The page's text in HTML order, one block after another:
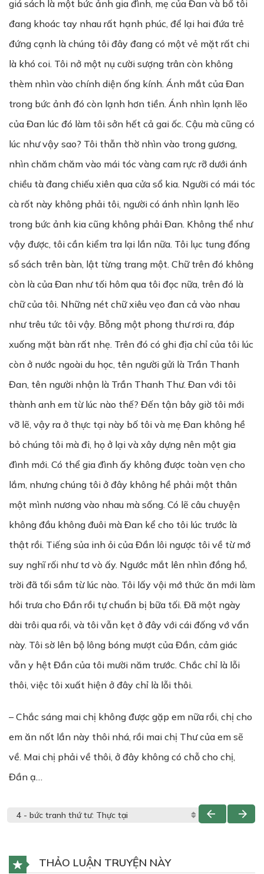
giá sách là một bức ảnh gia đình, mẹ của Đan và bố tôi
đang khoác tay nhau rất hạnh phúc, để lại hai đứa trẻ
đứng cạnh là chúng tôi đây đang có một vẻ mặt rất chi
là khó coi. Tôi nở một nụ cười sượng trân còn không
thèm nhìn vào chính diện ống kính. Ánh mắt của Đan
trong bức ảnh đó còn lạnh hơn tiền. Ánh nhìn lạnh lẽo
của Đan lúc đó làm tôi sởn hết cả gai ốc. Cậu mà cũng có
lúc như vậy sao? Tôi thẫn thờ nhìn vào trong gương,
nhìn chăm chăm vào mái tóc vàng cam rực rỡ dưới ánh
chiều tà đang chiếu xiên qua cửa sổ kia. Người có mái tóc
cà rốt này không phải tôi, người có ánh nhìn lạnh lẽo
trong bức ảnh kia cũng không phải Đan. Không thể như
vậy được, tôi cần kiểm tra lại lần nữa. Tôi lục tung đống
sổ sách trên bàn, lật từng trang một. Chữ trên đó không
còn là của Đan như tối hôm qua tôi đọc nữa, trên đó là
chữ của tôi. Những nét chữ xiêu vẹo đan cả vào nhau
như trêu tức tôi vậy. Bỗng một phong thư rơi ra, đáp
xuống mặt bàn rất nhẹ. Trên đó có ghi địa chỉ của tôi lúc
còn ở nước ngoài du học, tên người gửi là Trần Thanh
Đan, tên người nhận là Trần Thanh Thư. Đan với tôi
thành anh em từ lúc nào thế? Đến tận bây giờ tôi mới
vỡ lẽ, vậy ra ở thực tại này bố tôi và mẹ Đan không hề
bỏ chúng tôi mà đi, họ ở lại và xây dựng nên một gia
đình mới. Có thể gia đình ấy không được toàn vẹn cho
lắm, nhưng chúng tôi ở đây không hề phải một thân
một mình nương vào nhau mà sống. Có lẽ câu chuyện
không đầu không đuôi mà Đan kể cho tôi lúc trước là
thật rồi. Tiếng sủa inh ỏi của Đần lôi ngược tôi về từ mớ
suy nghĩ rối như tơ vò ấy. Ngước mắt lên nhìn đồng hồ,
trời đã tối sầm từ lúc nào. Tôi lấy vội mớ thức ăn mới làm
hồi trưa cho Đần rồi tự chuẩn bị bữa tối. Đã một ngày
dài trôi qua rồi, và tôi vẫn kẹt ở đây với cái đống vớ vẩn
này. Tôi sờ lên bộ lông bóng mượt của Đần, cảm giác
vẫn y hệt Đần của tôi mười năm trước. Chắc chỉ là lỗi
thôi, việc tôi xuất hiện ở đây chỉ là lỗi thôi.
– Chắc sáng mai chị không được gặp em nữa rồi, chị cho
em ăn nốt lần này thôi nhá, rồi mai chị Thư của em sẽ
về. Mai chị phải về thôi, ở đây không có chỗ cho chị,
Đần ạ…
THẢO LUẬN TRUYỆN NÀY